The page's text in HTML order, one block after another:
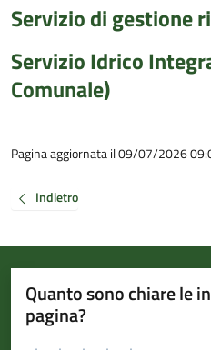
Servizio di gestione
Servizio Idrico
Comunale)
Pagina aggiornata il 09/07/2026
Indietro
Quanto sono chiare le
pagina?